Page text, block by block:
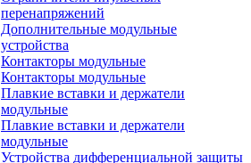
перенапряжений
Дополнительные модульные
устройства
Контакторы модульные
Контакторы модульные
Плавкие вставки и держатели
модульные
Плавкие вставки и держатели
модульные
Устройства дифференциальной защиты